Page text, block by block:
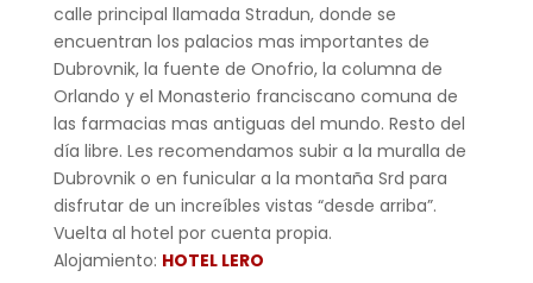
calle principal llamada Stradun, donde se
encuentran los palacios mas importantes de
Dubrovnik, la fuente de Onofrio, la columna de
Orlando y el Monasterio franciscano comuna de
las farmacias mas antiguas del mundo. Resto del
día libre. Les recomendamos subir a la muralla de
Dubrovnik o en funicular a la montaña Srd para
disfrutar de un increíbles vistas “desde arriba”.
Vuelta al hotel por cuenta propia.
Alojamiento: HOTEL LERO